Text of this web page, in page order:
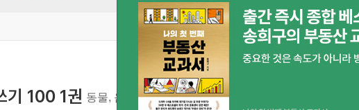
기 100 1권 동물, 음식, 신체, 가족, 이름